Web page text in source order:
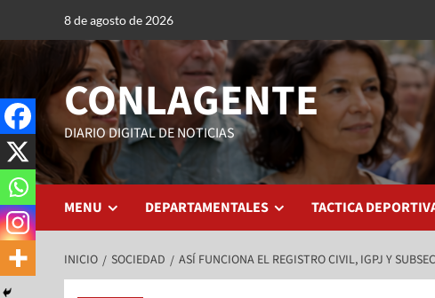
8 de agosto de 2026
CONLAGENTE
DIARIO DIGITAL DE NOTICIAS
MENU DEPARTAMENTALES TACTICA
INICIO SOCIEDAD ASÍ FUNCIONA EL REGISTRO CIVIL, IGPJ Y